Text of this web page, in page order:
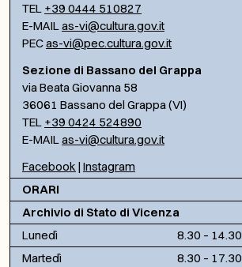
TEL +39 0444 510827
E-MAILas-vi@cultura.gov.it
PECas-vi@pec.cultura.gov.it
Sezione di Bassano del Grappa
via Beata Giovanna 58
36061 Bassano del Grappa (VI)
TEL +39 0424 524890
E-MAILas-vi@cultura.gov.it
Facebook | Instagram
ORARI
Archivio di Stato di Vicenza
Lunedì
8.30 – 14.30
Martedì
8.30 – 17.30